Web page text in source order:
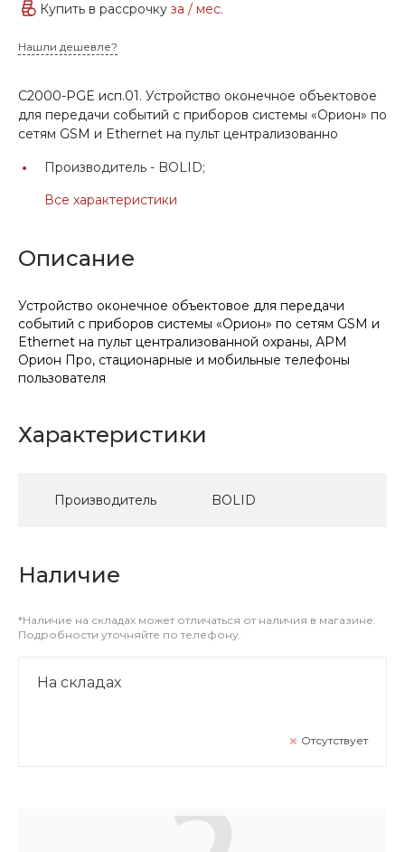
Купить в рассрочку за / мес.
Нашли дешевле?
С2000-PGE исп.01. Устройство оконечное объектовое
для передачи событий с приборов системы «Орион» по
сетям GSM и Ethernet на пульт централизованно
Производитель - BOLID;
Все характеристики
Описание
Устройство оконечное объектовое для передачи
событий с приборов системы «Орион» по сетям GSM и
Ethernet на пульт централизованной охраны, АРМ
Орион Про, стационарные и мобильные телефоны
пользователя
Характеристики
Производитель BOLID
Наличие
*Наличие на складах может отличаться от наличия в магазине.
Подробности уточняйте по телефону.
На складах
Отсутствует